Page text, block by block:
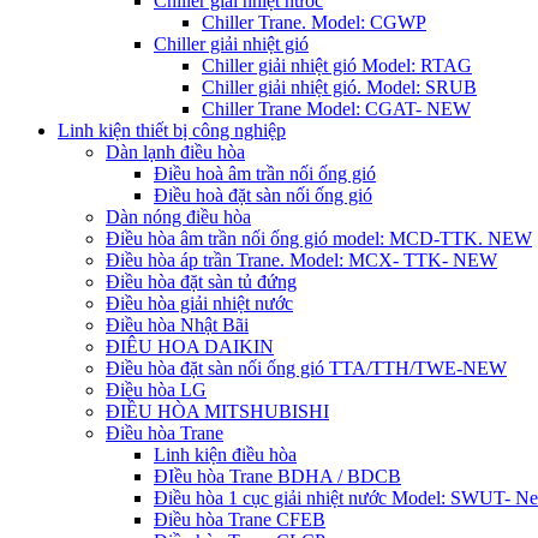
Chiller Trane. Model: CGWP
Chiller giải nhiệt gió
Chiller giải nhiệt gió Model: RTAG
Chiller giải nhiệt gió. Model: SRUB
Chiller Trane Model: CGAT- NEW
Linh kiện thiết bị công nghiệp
Dàn lạnh điều hòa
Điều hoà âm trần nối ống gió
Điều hoà đặt sàn nối ống gió
Dàn nóng điều hòa
Điều hòa âm trần nối ống gió model: MCD-TTK. NEW
Điều hòa áp trần Trane. Model: MCX- TTK- NEW
Điều hòa đặt sàn tủ đứng
Điều hòa giải nhiệt nước
Điều hòa Nhật Bãi
ĐIÊU HOA DAIKIN
Điều hòa đặt sàn nối ống gió TTA/TTH/TWE-NEW
Điều hòa LG
ĐIỀU HÒA MITSHUBISHI
Điều hòa Trane
Linh kiện điều hòa
ĐIều hòa Trane BDHA / BDCB
Điều hòa 1 cục giải nhiệt nước Model: SWUT-
Điều hòa Trane CFEB